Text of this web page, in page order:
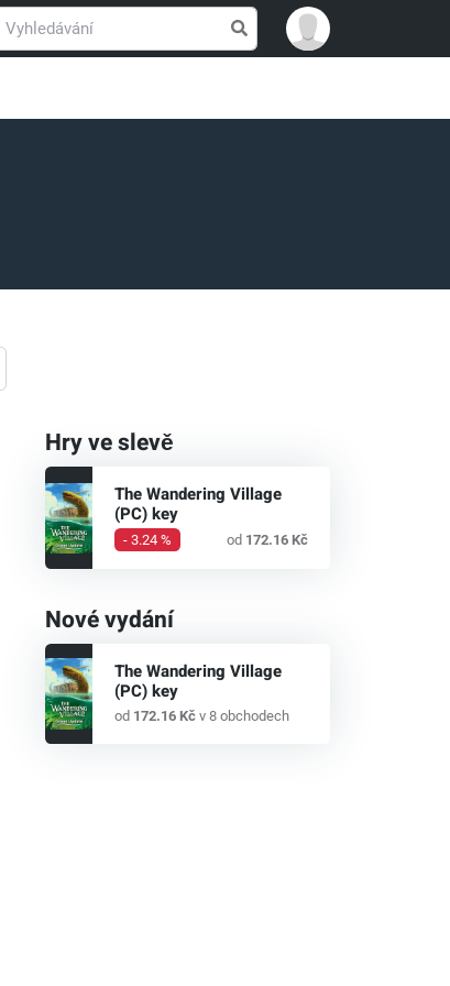
Hry ve slevě
The Wandering Village
(PC) key
- 3.24 % od 172.16 Kč
Nové vydání
The Wandering Village
(PC) key
od 172.16 Kčv 8 obchodech